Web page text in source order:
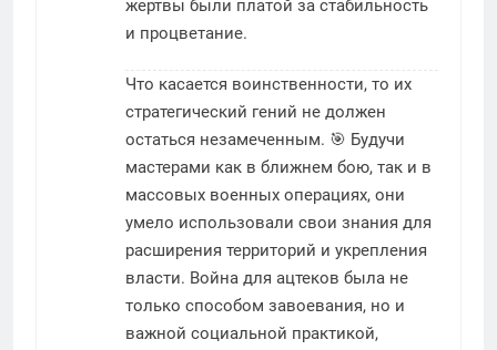
жертвы были платой за стабильность
и процветание.
Что касается воинственности, то их
стратегический гений не должен
остаться незамеченным. 🎯 Будучи
мастерами как в ближнем бою, так и в
массовых военных операциях, они
умело использовали свои знания для
расширения территорий и укрепления
власти. Война для ацтеков была не
только способом завоевания, но и
важной социальной практикой,